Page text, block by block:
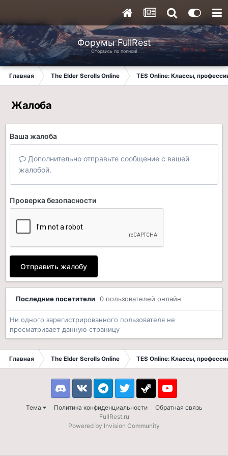
Форумы FullRest
Оторвись по полной!
Главная The Elder Scrolls Online TES Online: Классы,
Жалоба
Ваша жалоба
Дополнительно отправьте сообщение с вашей
жалобой.
Проверка безопасности
Отправить жалобу
Последние посетители 0 пользователей онлайн
Ни одного зарегистрированного пользователя не
просматривает данную страницу
Главная The Elder Scrolls Online TES Online: Классы,
Тема Политика конфиденциальности Обратная связь
DiscordVK TelegramTwitter Steam Youtube
FullRest.ru
Powered by Invision Community